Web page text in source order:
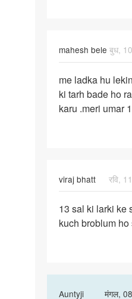
mahesh bele बुध,
me
ladka
hu
me ladka hu
ki tarh bade ho
karu .meri umar
viraj bhatt
रवि,
13
sal
sex
13 sal ki larki ke
kuch broblum
Auntyji
मंगल,
In